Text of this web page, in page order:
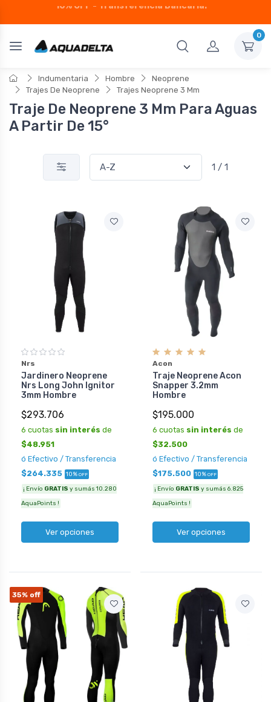
0
Indumentaria Hombre
Neoprene
Trajes De Neoprene
Trajes Neoprene 3 Mm
Traje De Neoprene 3 Mm Para Aguas
A Partir De 15°
1 / 1
Nrs
Jardinero Neoprene
Nrs Long John Ignitor
3mm Hombre
$293.706
6 cuotas sin interés de
$48.951
ó Efectivo / Transferencia
$264.335 10% OFF
¡ Envío GRATIS y sumás 10.280
AquaPoints !
Ver opciones
Acon
Traje Neoprene Acon
Snapper 3.2mm
Hombre
$195.000
6 cuotas sin interés de
$32.500
ó Efectivo / Transferencia
$175.500 10% OFF
¡ Envío GRATIS y sumás 6.825
AquaPoints !
Ver opciones
35% off